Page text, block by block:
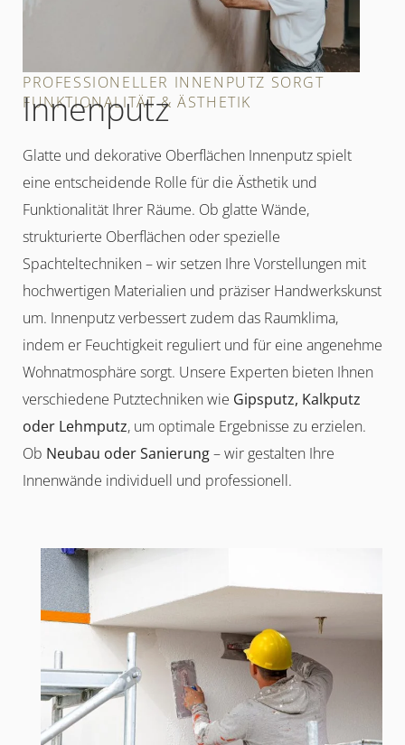
PROFESSIONELLER INNENPUTZ SORGT
FUNKTIONALITÄT & ÄSTHETIK
Innenputz
Glatte und dekorative Oberflächen Innenputz spielt
eine entscheidende Rolle für die Ästhetik und
Funktionalität Ihrer Räume. Ob glatte Wände,
strukturierte Oberflächen oder spezielle
Spachteltechniken – wir setzen Ihre Vorstellungen mit
hochwertigen Materialien und präziser Handwerkskunst
um. Innenputz verbessert zudem das Raumklima,
indem er Feuchtigkeit reguliert und für eine angenehme
Wohnatmosphäre sorgt. Unsere Experten bieten Ihnen
verschiedene Putztechniken wie Gipsputz, Kalkputz
oder Lehmputz, um optimale Ergebnisse zu erzielen.
Ob Neubau oder Sanierung– wir gestalten Ihre
Innenwände individuell und professionell.